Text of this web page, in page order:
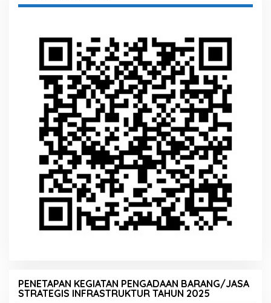
PENETAPAN KEGIATAN PENGADAAN BARANG/JASA
STRATEGIS INFRASTRUKTUR TAHUN 2025